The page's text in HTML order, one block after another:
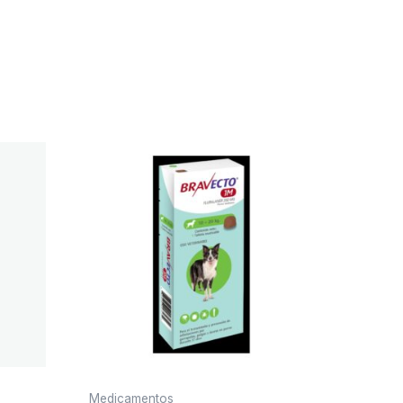
Medicamentos